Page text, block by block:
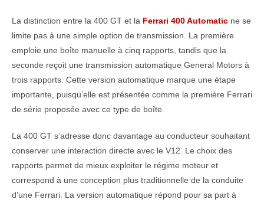
La distinction entre la 400 GT et la Ferrari 400 Automatic ne se
limite pas à une simple option de transmission. La première
emploie une boîte manuelle à cinq rapports, tandis que la
seconde reçoit une transmission automatique General Motors à
trois rapports. Cette version automatique marque une étape
importante, puisqu’elle est présentée comme la première Ferrari
de série proposée avec ce type de boîte.
La 400 GT s’adresse donc davantage au conducteur souhaitant
conserver une interaction directe avec le V12. Le choix des
rapports permet de mieux exploiter le régime moteur et
correspond à une conception plus traditionnelle de la conduite
d’une Ferrari. La version automatique répond pour sa part à